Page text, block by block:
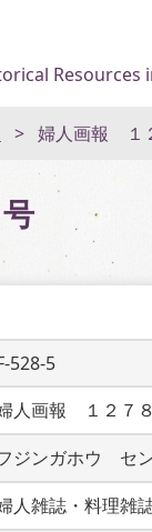
Resources
婦人画報 １
528-5
人画報　１２７
ジンガホウ　セ
人雑誌・料理雑